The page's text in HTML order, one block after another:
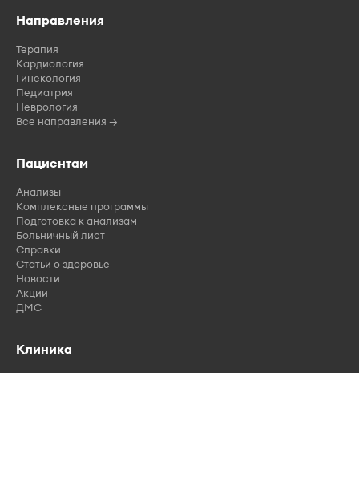
Направления
Терапия
Кардиология
Гинекология
Педиатрия
Неврология
Все направления →
Пациентам
Анализы
Комплексные программы
Подготовка к анализам
Больничный лист
Справки
Статьи о здоровье
Новости
Акции
ДМС
Клиника